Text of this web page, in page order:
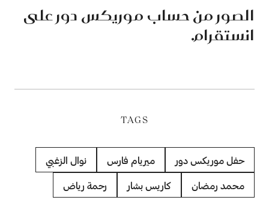
الصور من حساب موريكس دور على
انستقرام.
TAGS
حفل موريكس دور ميريام فارس نوال الزغبي
محمد رمضان كاريس بشار رحمة رياض